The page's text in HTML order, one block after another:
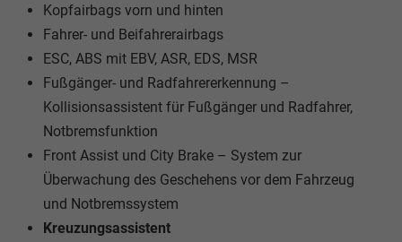
Kopfairbags vorn und hinten
Fahrer- und Beifahrerairbags
ESC, ABS mit EBV, ASR, EDS, MSR
Fußgänger- und Radfahrererkennung –
Kollisionsassistent für Fußgänger und Radfahrer,
Notbremsfunktion
Front Assist und City Brake – System zur
Überwachung des Geschehens vor dem Fahrzeug
und Notbremssystem
Kreuzungsassistent